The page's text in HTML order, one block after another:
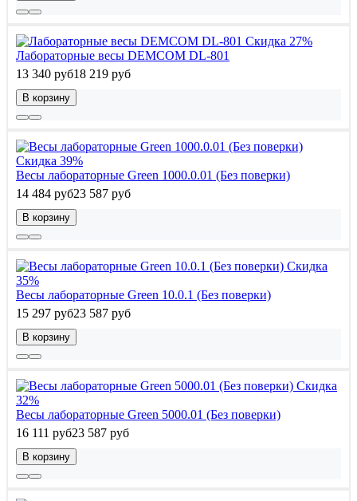
Скидка 27%
Лабораторные весы DEMCOM DL-801
13 340 руб18 219 руб
В корзину
Скидка 39%
Весы лабораторные Green 1000.0.01 (Без поверки)
14 484 руб23 587 руб
В корзину
Скидка
35%
Весы лабораторные Green 10.0.1 (Без поверки)
15 297 руб23 587 руб
В корзину
Скидка
32%
Весы лабораторные Green 5000.01 (Без поверки)
16 111 руб23 587 руб
В корзину